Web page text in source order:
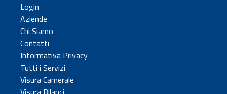
Login
Aziende
Chi Siamo
Contatti
Informativa Privacy
Tutti i Servizi
Visura Camerale